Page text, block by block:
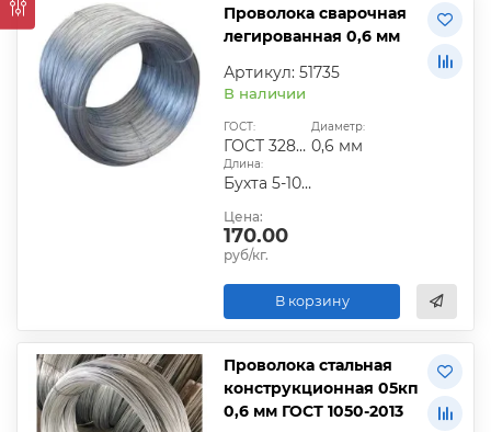
Проволока сварочная
легированная 0,6 мм
Артикул: 51735
В наличии
ГОСТ:
ГОСТ 3282-74|ГОСТ 6727-80|ГОСТ 9389-75
Диаметр:
0,6 мм
Длина:
Бухта 5-10 кг
Цена:
170.00
руб/кг.
В корзину
Проволока стальная
конструкционная 05кп
0,6 мм ГОСТ 1050-2013